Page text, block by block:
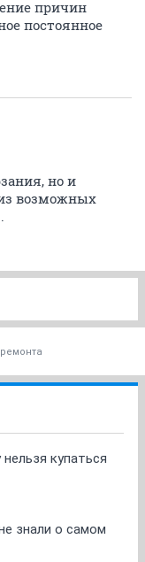
причин
постоянное
но и
возможных
купаться
знали о самом